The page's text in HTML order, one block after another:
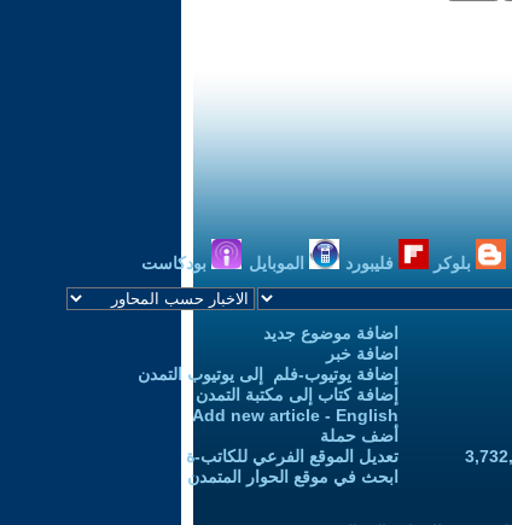
بلوكر فليبورد الموبايل بودكاست
اضافة موضوع جديد
اضافة خبر
إضافة يوتيوب-فلم إلى يوتيوب التمدن
إضافة كتاب إلى مكتبة التمدن
Add new article - English
أضف حملة
تعديل الموقع الفرعي للكاتب-ة
ابحث في موقع الحوار المتمدن